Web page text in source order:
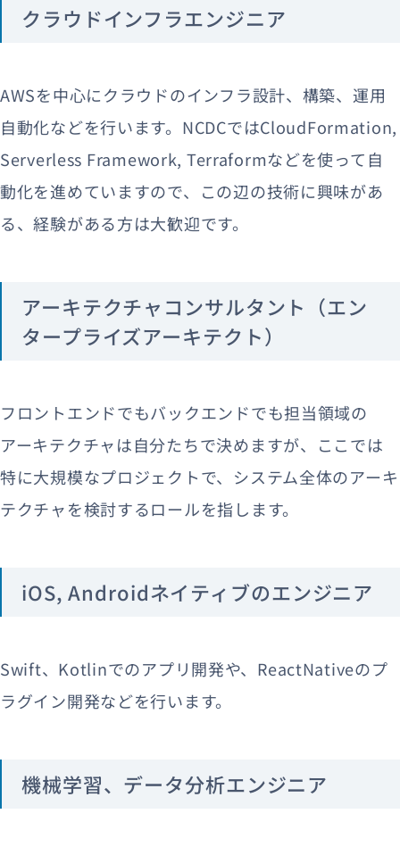
クラウドインフラエンジニア
AWSを中心にクラウドのインフラ設計、構築、運用
自動化などを行います。NCDCではCloudFormation,
Serverless Framework, Terraformなどを使って自
動化を進めていますので、この辺の技術に興味があ
る、経験がある方は大歓迎です。
アーキテクチャコンサルタント（エン
タープライズアーキテクト）
フロントエンドでもバックエンドでも担当領域の
アーキテクチャは自分たちで決めますが、ここでは
特に大規模なプロジェクトで、システム全体のアーキ
テクチャを検討するロールを指します。
iOS, Androidネイティブのエンジニア
Swift、Kotlinでのアプリ開発や、ReactNativeのプ
ラグイン開発などを行います。
機械学習、データ分析エンジニア